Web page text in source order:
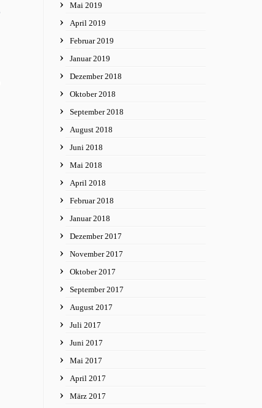
Mai 2019
April 2019
Februar 2019
Januar 2019
Dezember 2018
Oktober 2018
September 2018
August 2018
Juni 2018
Mai 2018
April 2018
Februar 2018
Januar 2018
Dezember 2017
November 2017
Oktober 2017
September 2017
August 2017
Juli 2017
Juni 2017
Mai 2017
April 2017
März 2017